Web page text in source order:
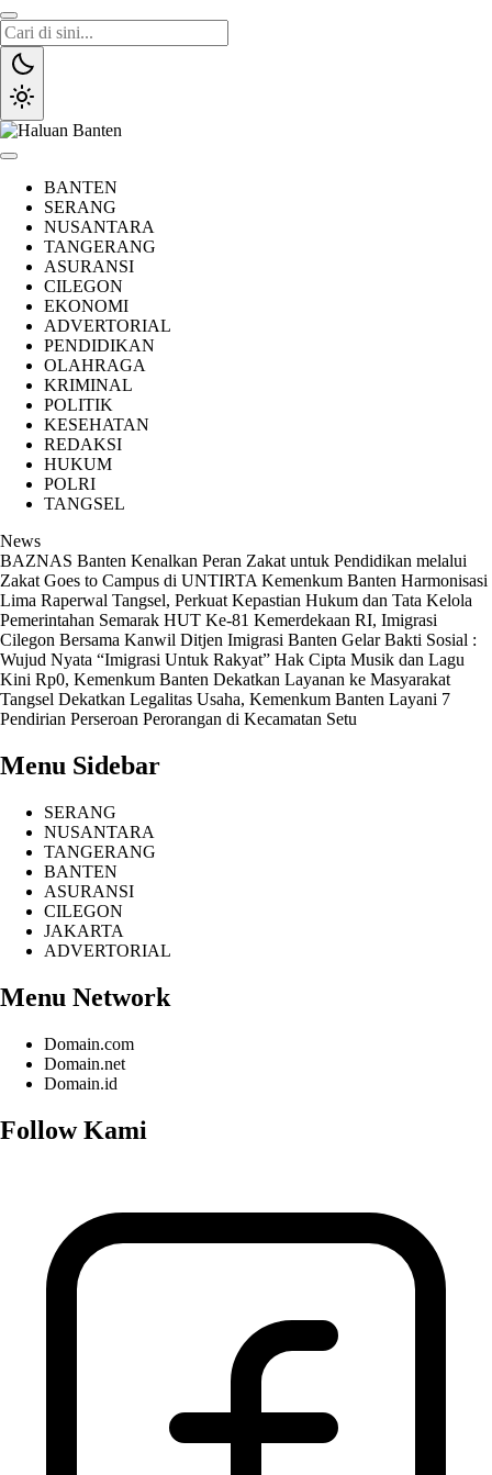
Lewati
ke
konten
BANTEN
SERANG
NUSANTARA
TANGERANG
ASURANSI
CILEGON
EKONOMI
ADVERTORIAL
PENDIDIKAN
OLAHRAGA
KRIMINAL
POLITIK
KESEHATAN
REDAKSI
HUKUM
POLRI
TANGSEL
News
BAZNAS Banten Kenalkan Peran Zakat untuk Pendidikan melalui
Zakat Goes to Campus di UNTIRTA Kemenkum Banten Harmonisasi
Lima Raperwal Tangsel, Perkuat Kepastian Hukum dan Tata Kelola
Pemerintahan Semarak HUT Ke-81 Kemerdekaan RI, Imigrasi
Cilegon Bersama Kanwil Ditjen Imigrasi Banten Gelar Bakti Sosial :
Wujud Nyata “Imigrasi Untuk Rakyat” Hak Cipta Musik dan Lagu
Kini Rp0, Kemenkum Banten Dekatkan Layanan ke Masyarakat
Tangsel Dekatkan Legalitas Usaha, Kemenkum Banten Layani 7
Pendirian Perseroan Perorangan di Kecamatan Setu
Menu Sidebar
SERANG
NUSANTARA
TANGERANG
BANTEN
ASURANSI
CILEGON
JAKARTA
ADVERTORIAL
Menu Network
Domain.com
Domain.net
Domain.id
Follow Kami